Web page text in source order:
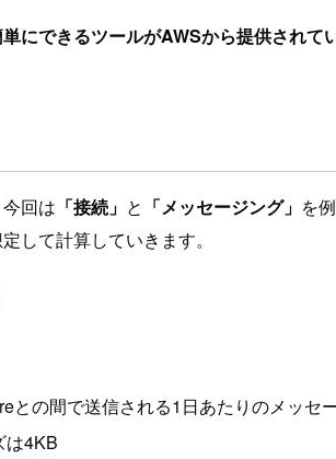
にできるツールがAWSから提供されて
回は 「接続」 と 「メッセージング」 を
して計算していきます。
との間で送信される1日あたりのメッセ
は4KB